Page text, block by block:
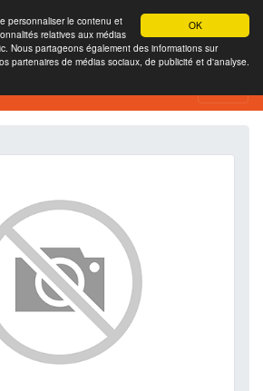
OK
personnaliser le contenu et
relatives aux médias
Nous partageons également des informations sur
partenaires de médias sociaux, de publicité et d'analyse.